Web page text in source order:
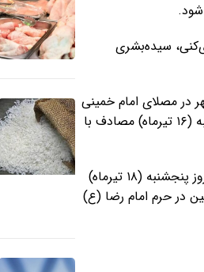
شود.
سیده‌بشری
مطهر در مصلای امام خمینی
(ره) تهران. روز دوشنبه (۱۵ تیرماه) مصادف با بیست‌ویکم ماه محرم؛ مراسم تشییع در تهران. روز سه‌شنبه (۱۶ تیرماه) مصادف با
همچنین مراسم وداع و تشییع رهبر شهید انقلاب روز چهارشنبه (۱۷ تیرماه) در شهرهای نجف و کربلا و روز پنجشنبه (۱۸ تیرماه)
در حرم امام‌ رضا (ع)